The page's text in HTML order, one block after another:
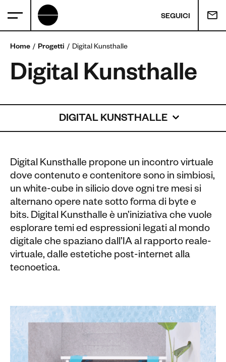
SEGUICI
Home Progetti Digital Kunsthalle
Digital Kunsthalle
DIGITAL KUNSTHALLE
Digital Kunsthalle propone un incontro virtuale
dove contenuto e contenitore sono in simbiosi,
un white-cube in silicio dove ogni tre mesi si
alternano opere nate sotto forma di byte e
bits. Digital Kunsthalle è un’iniziativa che vuole
esplorare temi ed espressioni legati al mondo
digitale che spaziano dall’IA al rapporto reale-
virtuale, dalle estetiche post-internet alla
tecnoetica.